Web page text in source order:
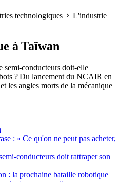
technologiques
L'industrie
à Taïwan
conducteurs doit-elle
? Du lancement du NCAIR en
les angles morts de la mécanique
: « Ce qu'on ne peut pas acheter,
conducteurs doit rattraper son
: la prochaine bataille robotique